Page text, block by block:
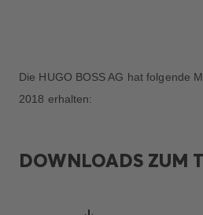
Die HUGO BOSS AG hat folgende
2018 erhalten:
DOWNLOADS ZUM